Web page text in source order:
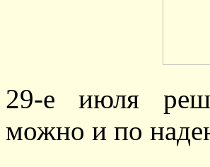
29-е июля
можно и по